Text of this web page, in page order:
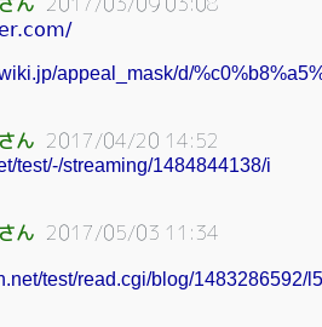
appeal_mask/d/
ん 2017/04/20 14:52
test/-/streaming/1484844138/i
ん 2017/05/03 11:34
test/read.cgi/blog/1483286592/